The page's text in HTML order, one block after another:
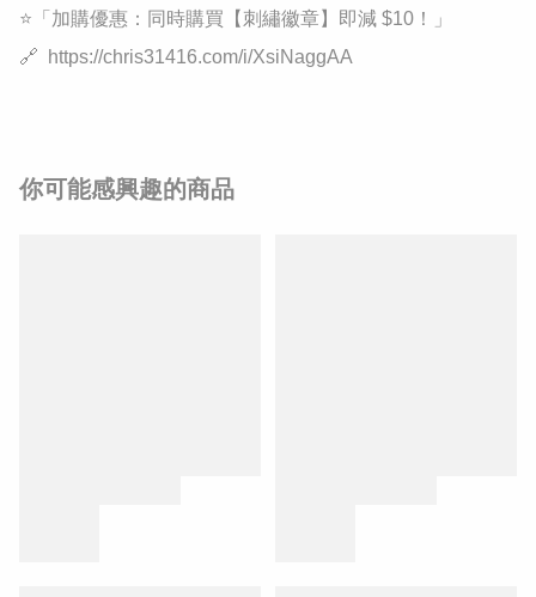
⭐​「加購優惠：同時購買【刺繡徽章】即減 $10！」
🔗  https://chris31416.com/i/XsiNaggAA
你可能感興趣的商品